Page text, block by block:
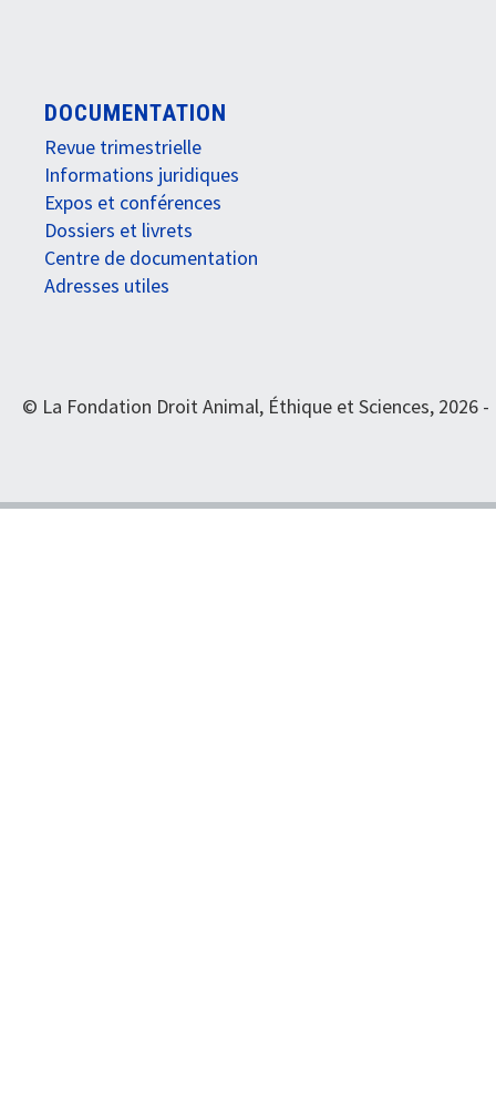
DOCUMENTATION
Revue trimestrielle
Informations juridiques
Expos et conférences
Dossiers et livrets
Centre de documentation
Adresses utiles
© La Fondation Droit Animal, Éthique et Sciences, 2026 -